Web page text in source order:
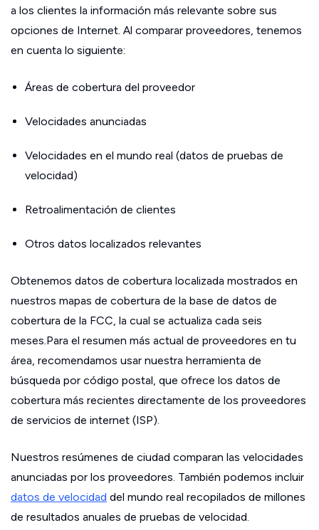
a los clientes la información más relevante sobre sus
opciones de Internet. Al comparar proveedores, tenemos
en cuenta lo siguiente:
Áreas de cobertura del proveedor
Velocidades anunciadas
Velocidades en el mundo real (datos de pruebas de
velocidad)
Retroalimentación de clientes
Otros datos localizados relevantes
Obtenemos datos de cobertura localizada mostrados en
nuestros mapas de cobertura de la base de datos de
cobertura de la FCC, la cual se actualiza cada seis
meses.Para el resumen más actual de proveedores en tu
área, recomendamos usar nuestra herramienta de
búsqueda por código postal, que ofrece los datos de
cobertura más recientes directamente de los proveedores
de servicios de internet (ISP).
Nuestros resúmenes de ciudad comparan las velocidades
anunciadas por los proveedores. También podemos incluir
datos de velocidad del mundo real recopilados de millones
de resultados anuales de pruebas de velocidad.